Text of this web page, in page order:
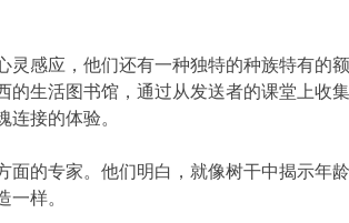
感应，他们还有一种独特的种族特有的
生活图书馆，通过从发送者的课堂上收
接的体验。
的专家。他们明白，就像树干中揭示年
一样。